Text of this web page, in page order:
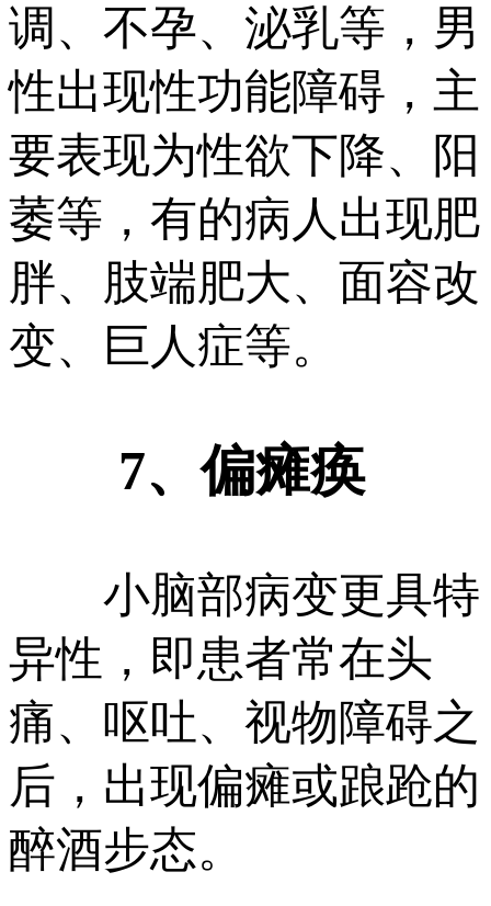
调、不孕、泌乳等，男
性出现性功能障碍，主
要表现为性欲下降、阳
萎等，有的病人出现肥
胖、肢端肥大、面容改
变、巨人症等。
7、偏瘫痪
小脑部病变更具特
异性，即患者常在头
痛、呕吐、视物障碍之
后，出现偏瘫或踉跄的
醉酒步态。